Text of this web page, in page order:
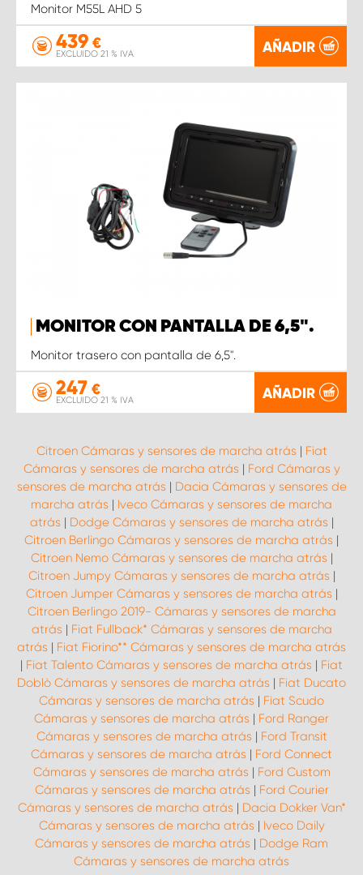
Monitor M55L AHD 5
439 €
EXCLUIDO 21 % IVA AÑADIR
MONITOR CON PANTALLA DE 6,5".
Monitor trasero con pantalla de 6,5".
247 €
EXCLUIDO 21 % IVA AÑADIR
Citroen Cámaras y sensores de marcha atrás | Fiat
Cámaras y sensores de marcha atrás | Ford Cámaras y
sensores de marcha atrás | Dacia Cámaras y sensores de
marcha atrás | Iveco Cámaras y sensores de marcha
atrás | Dodge Cámaras y sensores de marcha atrás |
Citroen Berlingo Cámaras y sensores de marcha atrás |
Citroen Nemo Cámaras y sensores de marcha atrás |
Citroen Jumpy Cámaras y sensores de marcha atrás |
Citroen Jumper Cámaras y sensores de marcha atrás |
Citroen Berlingo 2019- Cámaras y sensores de marcha
atrás | Fiat Fullback* Cámaras y sensores de marcha
atrás | Fiat Fiorino** Cámaras y sensores de marcha atrás
| Fiat Talento Cámaras y sensores de marcha atrás | Fiat
Doblò Cámaras y sensores de marcha atrás | Fiat Ducato
Cámaras y sensores de marcha atrás | Fiat Scudo
Cámaras y sensores de marcha atrás | Ford Ranger
Cámaras y sensores de marcha atrás | Ford Transit
Cámaras y sensores de marcha atrás | Ford Connect
Cámaras y sensores de marcha atrás | Ford Custom
Cámaras y sensores de marcha atrás | Ford Courier
Cámaras y sensores de marcha atrás | Dacia Dokker Van*
Cámaras y sensores de marcha atrás | Iveco Daily
Cámaras y sensores de marcha atrás | Dodge Ram
Cámaras y sensores de marcha atrás